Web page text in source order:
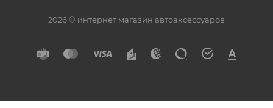
2026 © интернет магазин автоаксессуаров